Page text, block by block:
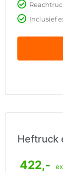
Inclusief
Heftruck
422,-